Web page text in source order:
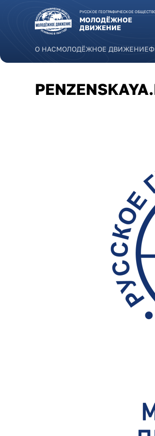
РУССКОЕ ГЕОГРАФИЧЕСКОЕ
МОЛОДЁЖНОЕ
ДВИЖЕНИЕ
О НАСМОЛОДЁЖНОЕ ДВИЖЕНИЕ